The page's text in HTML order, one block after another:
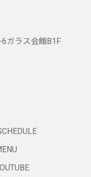
ガラス会館B1F